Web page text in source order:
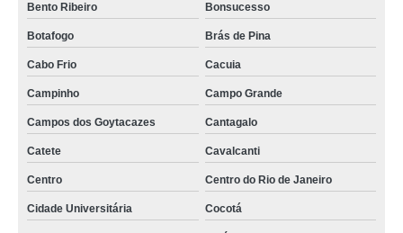
Bento Ribeiro Bonsucesso
Botafogo Brás de Pina
Cabo Frio Cacuia
Campinho Campo Grande
Campos dos Goytacazes Cantagalo
Catete Cavalcanti
Centro Centro do Rio de Janeiro
Cidade Universitária Cocotá